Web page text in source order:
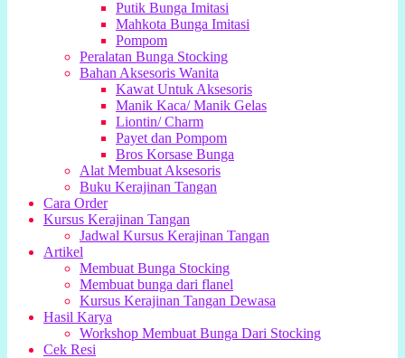
Putik Bunga Imitasi
Mahkota Bunga Imitasi
Pompom
Peralatan Bunga Stocking
Bahan Aksesoris Wanita
Kawat Untuk Aksesoris
Manik Kaca/ Manik Gelas
Liontin/ Charm
Payet dan Pompom
Bros Korsase Bunga
Alat Membuat Aksesoris
Buku Kerajinan Tangan
Cara Order
Kursus Kerajinan Tangan
Jadwal Kursus Kerajinan Tangan
Artikel
Membuat Bunga Stocking
Membuat bunga dari flanel
Kursus Kerajinan Tangan Dewasa
Hasil Karya
Workshop Membuat Bunga Dari Stocking
Cek Resi